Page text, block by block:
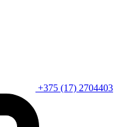
+375 (17) 2704403